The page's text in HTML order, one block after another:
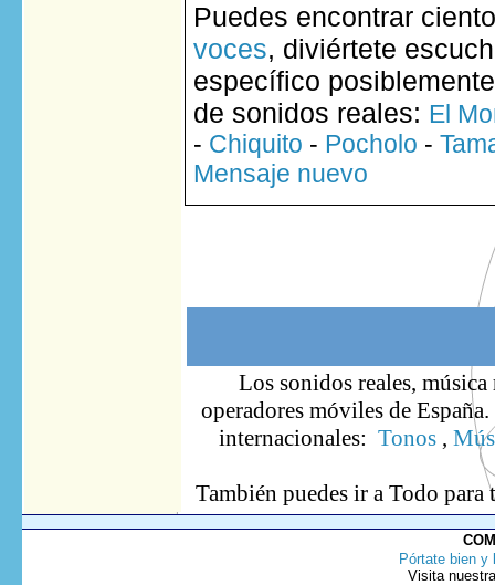
Puedes encontrar
voces, diviértete
específico
de sonidos reales: El
- Chiquito - Pocholo -
Mensaje nuevo
Los sonidos reales,
operadores móviles de
internacionales: Tonos,
También puedes ir a Todo para
Pórtate bien y
Visita